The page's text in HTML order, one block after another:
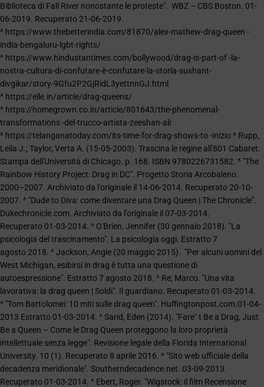
Biblioteca di Fall River nonostante le proteste". WBZ – CBS Boston. 01-
06-2019. Recuperato 21-06-2019.
^ https://www.thebetterindia.com/81870/alex-mathew-drag-queen -
india-bengaluru-lgbt-rights/
^ https://www.hindustantimes.com/bollywood/drag-is-part-of -la-
nostra-cultura-di-confutare-è-confutare-la-storia-sushant-
divgikar/story-9Gfu2P2GjRidL3yettnnGJ.html
^ https://elle.in/article/drag-queens/
^ https://homegrown.co.in/article/801643/the-phenomenal-
transformations -del-trucco-artista-zeeshan-ali
^ https://telanganatoday.com/its-time-for-drag-shows-to -inizio ^ Rupp,
Leila J.; Taylor, Verta A. (15-05-2003). Trascina le regine all'801 Cabaret.
Stampa dell'Università di Chicago. p. 168. ISBN 9780226731582. ^ "The
Rainbow History Project: Drag in DC". Progetto Storia Arcobaleno.
2000–2007. Archiviato da l'originale il 14-06-2014. Recuperato 20-10-
2007. ^ "Dude to Diva: come diventare una Drag Queen | The Chronicle".
Dukechronicle.com. Archiviato da l'originale il 07-03-2014.
Recuperato 01-03-2014. ^ O'Brien, Jennifer (30 gennaio 2018). "La
psicologia del trascinamento". La psicologia oggi. Estratto 7
agosto 2018. ^ Jackson, Angie (20 maggio 2015). "Per alcuni uomini del
West Michigan, esibirsi in drag è tutta una questione di
autoespressione". Estratto 7 agosto 2018. ^ Re, Marco. "Una vita
lavorativa: la drag queen | Soldi". Il guardiano. Recuperato 01-03-2014.
^ "Tom Bartolomei: 10 miti sulle drag queen". Huffingtonpost.com.01-04-
2013 Estratto 01-03-2014. ^ Sarid, Eden (2014). "Fare" t Be a Drag, Just
Be a Queen – Come le Drag Queen proteggono la loro proprietà
intellettuale senza legge". Revisione legale della Florida International
University. 10 (1). Recuperato 8 aprile 2016. ^ "Sito web ufficiale della
decadenza meridionale". Southerndecadence.net. 03-09-2013.
Recuperato 01-03-2014. ^ Ebert, Roger. "Wigstock: il film Recensione